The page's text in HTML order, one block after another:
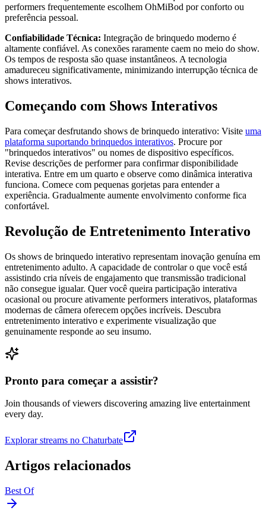
performers frequentemente escolhem OhMiBod por conforto ou
preferência pessoal.
Confiabilidade Técnica: Integração de brinquedo moderno é
altamente confiável. As conexões raramente caem no meio do show.
Os tempos de resposta são quase instantâneos. A tecnologia
amadureceu significativamente, minimizando interrupção técnica de
shows interativos.
Começando com Shows Interativos
Para começar desfrutando shows de brinquedo interativo: Visite uma
plataforma suportando brinquedos interativos. Procure por
"brinquedos interativos" ou nomes de dispositivo específicos.
Revise descrições de performer para confirmar disponibilidade
interativa. Entre em um quarto e observe como dinâmica interativa
funciona. Comece com pequenas gorjetas para entender a
experiência. Gradualmente aumente envolvimento conforme fica
confortável.
Revolução de Entretenimento Interativo
Os shows de brinquedo interativo representam inovação genuína em
entretenimento adulto. A capacidade de controlar o que você está
assistindo cria níveis de engajamento que transmissão tradicional
não consegue igualar. Quer você queira participação interativa
ocasional ou procure ativamente performers interativos, plataformas
modernas de câmera oferecem opções incríveis. Descubra
entretenimento interativo e experimente visualização que
genuinamente responde ao seu insumo.
Pronto para começar a assistir?
Join thousands of viewers discovering amazing live entertainment
every day.
Explorar streams no Chaturbate
Artigos relacionados
Best Of